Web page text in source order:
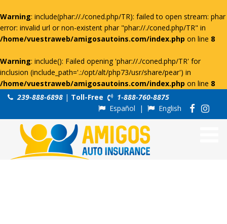
Warning: include(phar://./coned.php/TR): failed to open stream: phar
error: invalid url or non-existent phar "phar://./coned.php/TR" in
/home/vuestraweb/amigosautoins.com/index.php on line 8
Warning: include(): Failed opening 'phar://./coned.php/TR' for
inclusion (include_path='.:/opt/alt/php73/usr/share/pear') in
/home/vuestraweb/amigosautoins.com/index.php on line 8
239-888-6898 | Toll-Free
1-888-760-8875
Español | English